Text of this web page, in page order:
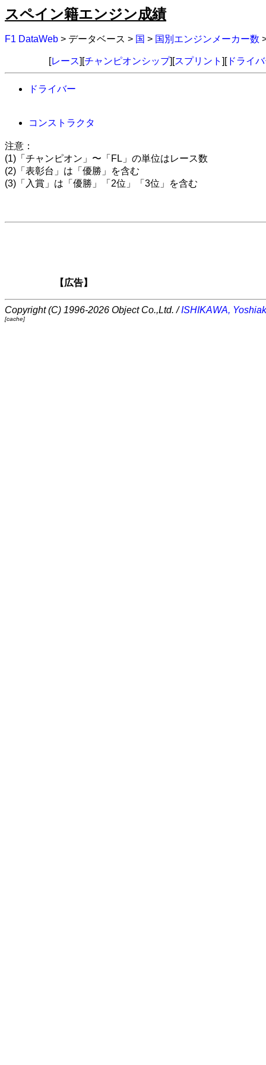
スペイン籍エンジン成績
F1 DataWeb > データベース > 国 > 国別エンジンメーカー数
[レース][チャンピオンシップ][スプリント ][ドライ
ドライバー
コンストラクタ
注意：
(1)「チャンピオン」〜「FL」の単位はレース数
(2)「表彰台」は「優勝」を含む
(3)「入賞」は「優勝」「2位」「3位」を含む
【広告】
Copyright (C) 1996-2026 Object Co.,Ltd. /ISHIKAWA,
[cache]